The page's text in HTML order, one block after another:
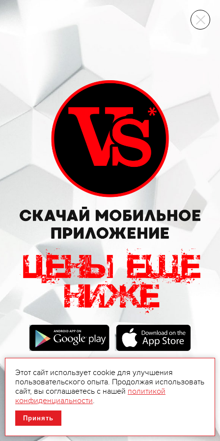
ВИННЫЙ СКЛАД
Этот сайт использует cookie для улучшения
пользовательского опыта. Продолжая использовать
сайт, вы соглашаетесь с нашей политикой
конфиденциальности.
Принять